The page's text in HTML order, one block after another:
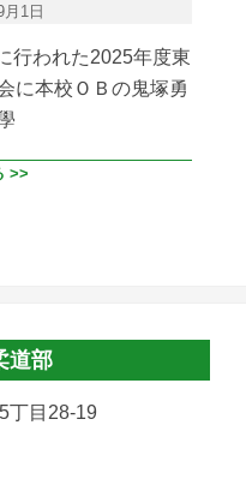
月1日
行われた2025年度東
に本校ＯＢの鬼塚勇
>>
道部
丁目28-19